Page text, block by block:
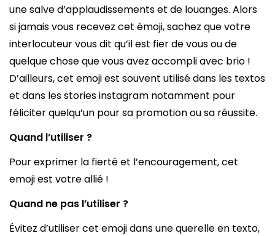
une salve d’applaudissements et de louanges. Alors
si jamais vous recevez cet émoji, sachez que votre
interlocuteur vous dit qu’il est fier de vous ou de
quelque chose que vous avez accompli avec brio !
D’ailleurs, cet emoji est souvent utilisé dans les textos
et dans les stories instagram notamment pour
féliciter quelqu’un pour sa promotion ou sa réussite.
Quand l’utiliser ?
Pour exprimer la fierté et l’encouragement, cet
emoji est votre allié !
Quand ne pas l’utiliser ?
Évitez d’utiliser cet emoji dans une querelle en texto,